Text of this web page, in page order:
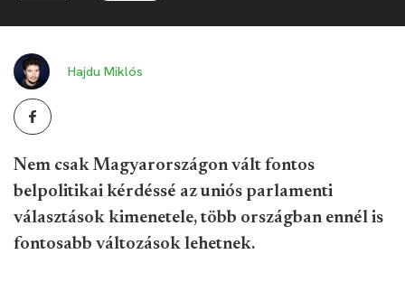
Hajdu Miklós
Nem csak Magyarországon vált fontos
belpolitikai kérdéssé az uniós parlamenti
választások kimenetele, több országban ennél is
fontosabb változások lehetnek.